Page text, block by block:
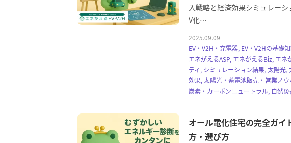
入戦略と経済効果シミュレー
V化…
2025.09.09
EV・V2H・充電器, EV・V2Hの基礎
エネがえるASP, エネがえるBiz, エ
ティ, シミュレーション結果, 太陽光
効果, 太陽光・蓄電池販売・営業ノ
炭素・カーボンニュートラル, 自然
オール電化住宅の完全ガイ
方・選び方